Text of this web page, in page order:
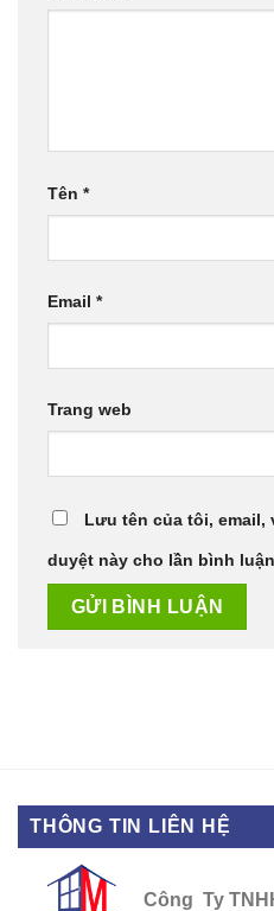
Tên *
Email *
Trang web
Lưu tên của tôi, email,
duyệt này cho lần bình
THÔNG TIN LIÊN HỆ
Công Ty